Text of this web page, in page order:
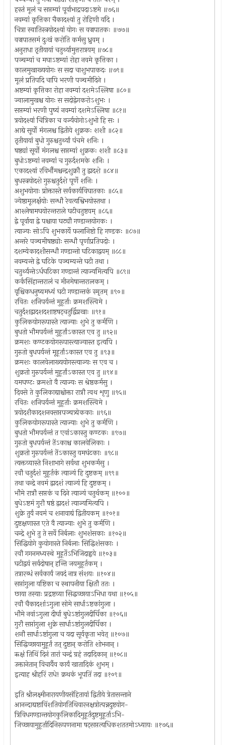
हस्तं मूलं च सप्तम्यां पूर्वाभाद्रपदाऽष्टमे ॥७६॥
नवम्यां कृत्तिका चैकादश्यां तु रोहिणी यदि ।
चित्रा स्वातिस्त्रयोदश्यां योगः स वज्रपातकः ॥७७॥
वज्रपातसमं दुःखं करोति कर्मसु ध्रुवम् ।
अनुराधा तृतीयायां चतुर्थ्यामुत्तरात्रयम् ॥७८॥
पञ्चम्यां च मघाऽष्टम्यां रोहा नवमे कृत्तिका ।
कालमुखाख्ययोगः स सदा चाशुभपाकदः ॥७९॥
मूलं प्रतिपदि चापि भरणी पञ्चमीदिने ।
अष्टम्यां कृत्तिका रोहा नवम्यां दशमेऽश्लिषा ॥८०॥
ज्वालामुखश्च योगः स सदोद्वेगकरोऽशुभः ।
सप्तम्यां भरणी पुष्यं नवम्यां दशमेऽश्लिषा ॥८१॥
त्रयोदश्यां चित्रिका च वर्ज्ययोगोऽशुभो हि सः ।
आद्ये सूर्यो मंगलश्च द्वितीये शुक्रकः शशी ॥८२॥
तृतीयायां बुधो गुरुश्चतुर्थ्यां पंचमे शनिः ।
षष्ठ्यां सूर्यो मंगलश्च सप्तम्यां शुक्रकः शशी ॥८३॥
बुधोऽष्टम्यां नवम्यां च गुरुर्दशमके शनिः ।
एकादश्यां रविर्भौमश्चन्द्रशुक्रौ तु द्वादशे ॥८४॥
बुधस्त्रयोदशे गुरुश्चतुर्दशे पूर्णे शनिः ।
अशुभयोगाः प्रोक्तास्ते सर्वकार्यविघातकाः ॥८५॥
ज्येष्ठामूलर्क्षयोः सन्धौ रेवत्यश्विभयोस्तथा ।
आश्लेषामघयोरन्तराले घटीचतुष्टयम् ॥८६॥
द्वे पूर्वाया द्वे पश्चाया घट्यौ गण्डान्तयोगकः ।
त्याज्यः सोऽपि शुभकार्ये फलानिष्टो हि गण्डकः ॥८७॥
अन्तरे पञ्चमीषष्ठ्योः सन्धौ पृर्णाप्रतिपदोः ।
दशम्येकादशीसन्धौ गण्डान्तो घटिकाद्वयम् ॥८८॥
नवम्यन्ते द्वे घटिके पञ्चम्यन्ते घटी तथा ।
चतुर्थ्यन्तेऽर्धघटिका गण्डान्तं त्याज्यमित्यपि ॥८९॥
कर्कसिंहान्तरालं च मीनमेषान्तरालकम् ।
वृश्चिकधनुष्यमध्यं घटी गण्डान्तकं स्मृतम् ॥९०॥
रवितः शनिपर्यन्तं मुहूर्ताः क्रमशस्त्विमे ।
चतुर्दशद्वादशदशाष्टषट्चतुर्द्विप्रखाः ॥९१॥
कुलिकयोगरूपास्ते त्याज्याः शुभे तु कर्मणि ।
बुधतो भौमपर्यन्तं मुहूर्तांऽकास्त एव तु ॥९२॥
क्रमशः कण्टकयोगरूपास्त्याज्यास्त इत्यपि ।
गुरुतो बुधपर्यन्तं मूहूर्तांऽकास्त एव तु ॥९३॥
क्रमशः कालवेलाख्ययोगस्त्याज्यः स एव च ।
शुक्रतो गुरुपर्यन्तं मुहूर्तांऽकास्त एव तु ॥९४॥
यमघण्टः क्रमशो वै त्याज्यः स श्रेष्ठकर्मसु ।
दिवसे ते कुलिकाद्याश्चोक्ता रात्रौ त्वथ शृणु ॥९५॥
रवितः शनिपर्यन्तं मुहूर्ताः क्रमशस्त्विमे ।
त्रयोदशैकादशनवसप्तपञ्चत्र्येककाः ॥९६॥
कुलिकयोगरूपास्ते त्याज्याः शुभे तु कर्मणि ।
बुधतो भौमपर्यन्तं त एवांऽकास्तु कण्टकः ॥९७॥
गुरुतो बुधपर्यन्तं तेंऽकाश्च कालवेलिकाः ।
शुक्रतो गुरुपर्यन्तं तेंऽकास्तु यमघंटकाः ॥९८॥
त्यक्तव्यास्ते निशाभागे सर्वथा शुभकर्मसु ।
रवौ चतुर्दशं मुहूर्तकं त्याज्यं हि दुष्टकम् ॥९९॥
तथा चन्द्रे नवमं द्वादशं त्याज्यं हि दुष्टकम् ।
भौमे रात्रौ सप्तकं च दिने त्याज्यं चतुर्थकम् ॥१००॥
बुधेऽष्टमं गुरौ षष्ठं द्वादशं त्याज्यमित्यपि ।
शुक्रे तुर्यं नवमं च शनावाद्यं द्वितीयकम् ॥१०१॥
दुष्टक्षणास्त एते वै त्याज्याः शुभे तु कर्मणि ।
चन्द्रे शुभे तु ते सर्वे निर्बलाः शुभशंसकाः ॥१०२॥
सिद्धियोगे कुयोगास्ते निर्बलाः सिद्धिशंसकाः ।
रवौ गगनमध्यस्थे मुहूर्तेऽभिजिदाह्वये ॥१०३॥
घटीद्वयं सर्वदोषान् हन्ति जयमुहूर्तकम् ।
तत्रारब्धं सर्वकार्यं जयदं नात्र संशयः ॥१०४॥
सप्तांगुला यष्टिका च स्थापनीया क्षितौ ततः ।
छाया तस्याः प्रद्रष्टव्या सिद्धच्छायाऽभिधा यथा ॥१०५॥
रवौ चैकादशांऽगुला सोमे सार्धाऽष्टकांगुला ।
भौमे नवांऽगुला दीर्घा बुधेऽष्टांगुलदीर्घिका ॥१०६॥
गुरौ सप्तांगुला शुक्रे सार्धाऽष्टांगुलदीर्घिका ।
शनौ सार्धाऽष्टांगुला च यदा सूर्यकृता भवेत् ॥१०७॥
सिद्धिच्छायामुहूर्तं तत् दुष्टान् करोति शोभनान् ।
ऋक्षं तिथिं दिनं तारां चन्द्रं ग्रहं तदादिकान् ॥१०८॥
उक्तानेतान् विचार्यैव कार्यं खातादिकं शुभम् ।
इत्याह श्रीहरिं राधे! क्रथकं भूपतिं तदा ॥१०९॥
इति श्रीलक्ष्मीनारायणीयसंहितायां द्वितीये त्रेतासन्ताने
आनन्दाद्यष्टाविंशतियोगतिथिवारनक्षत्रोत्पन्नदुष्टयोग-
त्रिविधगण्डान्तयोगकुलिकादिमुहूर्तदुष्टमुहूर्ताऽभि-
जिच्छायामुहूर्तादिनिरूपणनामा षट्सप्तत्यधिकशततमोऽध्यायः ॥१७६॥